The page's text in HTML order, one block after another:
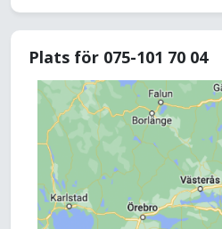
Plats för 075-101 70 04